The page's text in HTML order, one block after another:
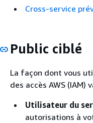
Cross-service
Public ciblé
La façon dont vous
des accès AWS
Utilisateur du
autorisations à